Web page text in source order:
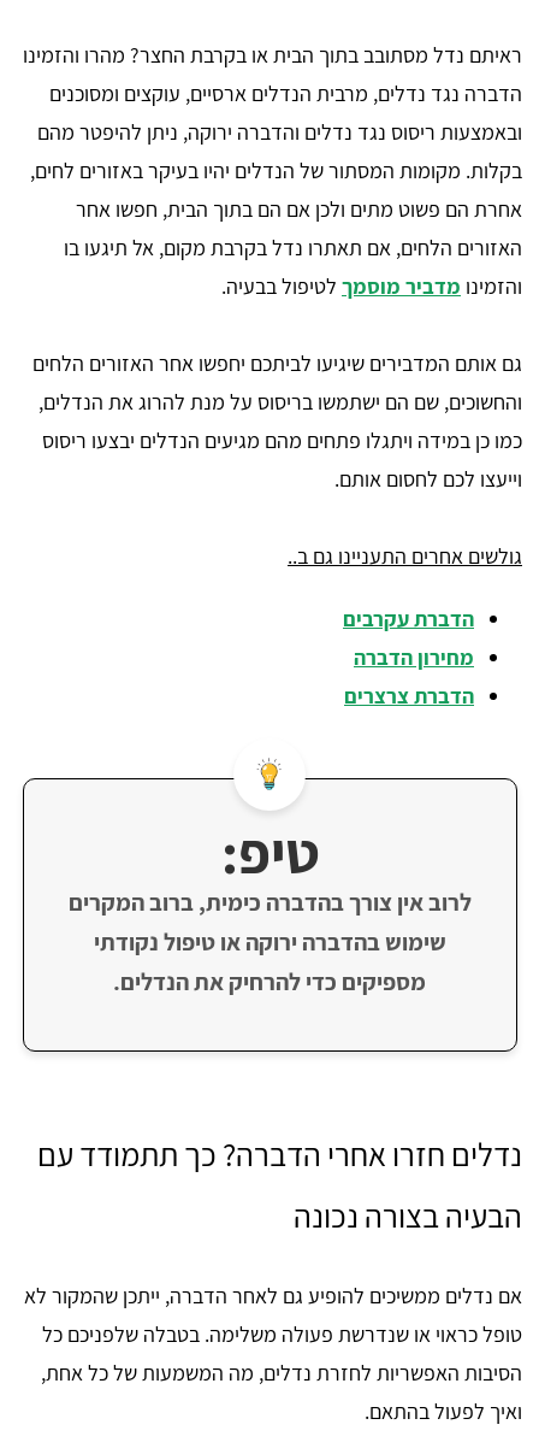
ראיתם נדל מסתובב בתוך הבית או בקרבת החצר? מהרו והזמינו
הדברה נגד נדלים, מרבית הנדלים ארסיים, עוקצים ומסוכנים
ובאמצעות ריסוס נגד נדלים והדברה ירוקה, ניתן להיפטר מהם
בקלות. מקומות המסתור של הנדלים יהיו בעיקר באזורים לחים,
אחרת הם פשוט מתים ולכן אם הם בתוך הבית, חפשו אחר
האזורים הלחים, אם תאתרו נדל בקרבת מקום, אל תיגעו בו
והזמינו מדביר מוסמך לטיפול בבעיה.
גם אותם המדבירים שיגיעו לביתכם יחפשו אחר האזורים הלחים
והחשוכים, שם הם ישתמשו בריסוס על מנת להרוג את הנדלים,
כמו כן במידה ויתגלו פתחים מהם מגיעים הנדלים יבצעו ריסוס
וייעצו לכם לחסום אותם.
גולשים אחרים התעניינו גם ב..
הדברת עקרבים
מחירון הדברה
הדברת צרצרים
טיפ:
לרוב אין צורך בהדברה כימית, ברוב המקרים
שימוש בהדברה ירוקה או טיפול נקודתי
מספיקים כדי להרחיק את הנדלים.
נדלים חזרו אחרי הדברה? כך תתמודד עם
הבעיה בצורה נכונה
אם נדלים ממשיכים להופיע גם לאחר הדברה, ייתכן שהמקור לא
טופל כראוי או שנדרשת פעולה משלימה. בטבלה שלפניכם כל
הסיבות האפשריות לחזרת נדלים, מה המשמעות של כל אחת,
ואיך לפעול בהתאם.